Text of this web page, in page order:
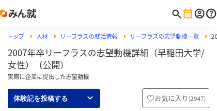
トップ 人材 リーフラスの就活情報 リーフラスの志望動機一覧
2007年卒リーフラスの志望動機詳細（早稲田大学/
女性）（公開）
実際に企業に提出した志望動機
体験記を投稿する お気に入り (2947)